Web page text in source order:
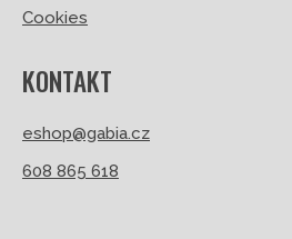
Cookies
KONTAKT
eshop@gabia.cz
608 865 618